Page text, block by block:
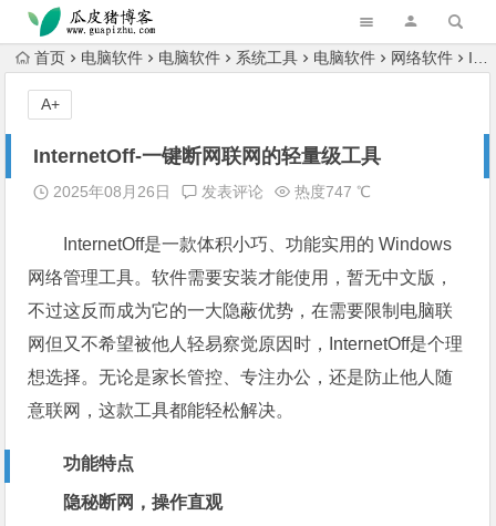
跳转到主内容
首页 电脑软件 电脑软件 系统工具 电脑软件 网络软件 InternetOff-一键断网联网的轻量级工具
InternetOff-一键断网联网的轻量级工具
2025年08月26日 发表评论 热度747 ℃
InternetOff是一款体积小巧、功能实用的 Windows
网络管理工具。软件需要安装才能使用，暂无中文版，
不过这反而成为它的一大隐蔽优势，在需要限制电脑联
网但又不希望被他人轻易察觉原因时，InternetOff是个理
想选择。无论是家长管控、专注办公，还是防止他人随
意联网，这款工具都能轻松解决。
功能特点
隐秘断网，操作直观
A+